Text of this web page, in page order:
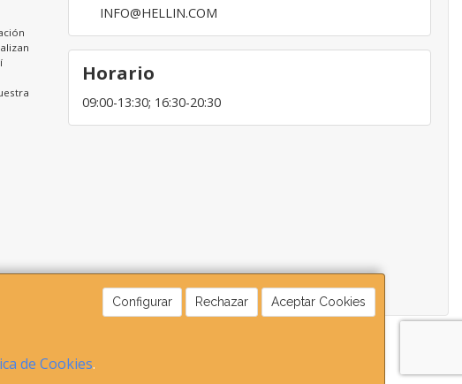
Configurar Rechazar Aceptar Cookies
de Cookies.
INFO@HELLIN.COM
Horario
09:00-13:30; 16:30-20:30